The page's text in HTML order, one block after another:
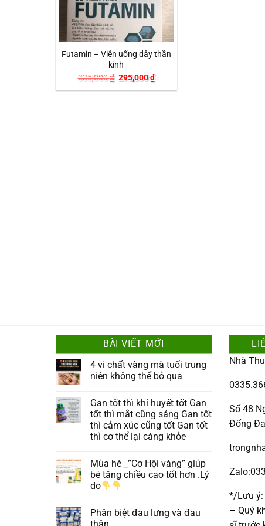
+
Futamin – Viên uống dây thần
kinh
335,000₫ Giá
là:
295,000₫Giá
hiện
tại
BÀI VIẾT MỚI
4 vi chất vàng mà tuổi trung
niên không thể bỏ qua
Gan tốt thì khí huyết tốt Gan
tốt thì mắt cũng sáng Gan tốt
thì cảm xúc cũng tốt Gan tốt
thì cơ thể lại càng khỏe
Mùa hè _”Cơ Hội vàng” giúp
bé tăng chiều cao tốt hơn .Lý
do
Phân biệt đau lưng và đau
Nhà
Số 48
Đống
*/Lưu ý:
– Quý